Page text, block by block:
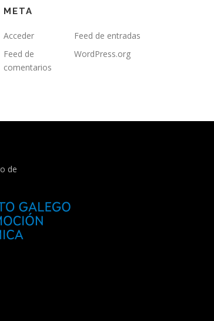
META
Acceder
Feed de entradas
Feed de
comentarios
WordPress.org
de